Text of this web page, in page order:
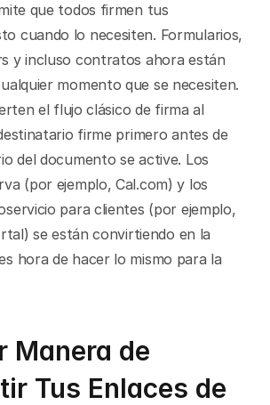
que todos firmen tus
cuando lo necesiten. Formularios,
y incluso contratos ahora están
momento que se necesiten.
el flujo clásico de firma al
firme primero antes de
del documento se active. Los
(por ejemplo, Cal.com) y los
para clientes (por ejemplo,
se están convirtiendo en la
hora de hacer lo mismo para la
Manera de
Tus Enlaces de